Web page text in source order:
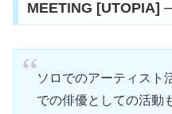
MEETING [UTOPIA]
ソロでのアーティスト
での俳優としての活動